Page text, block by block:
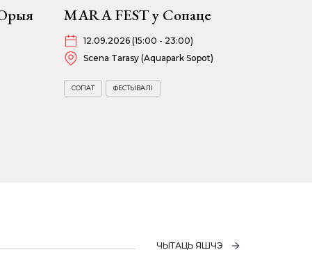
MARA FEST у Сопаце
12.09.2026 (15:00 - 23:00)
Scena Tarasy (Aquapark Sopot)
СОПАТ ФЕСТЫВАЛІ
ЧЫТАЦЬ ЯШЧЭ